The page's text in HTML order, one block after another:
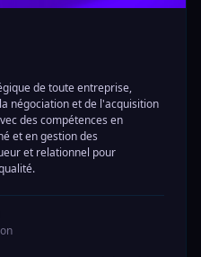
de toute entreprise,
négociation et de l'acquisition
des compétences en
et en gestion des
et relationnel pour